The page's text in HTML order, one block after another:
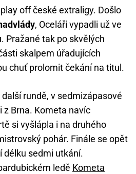
off české extraligy. Došlo
, Oceláři vypadli už ve
Pražané tak po skvělých
skalpem úřadujících
chuť prolomit čekání na titul.
rundě, v sedmizápasové
z Brna. Kometa navíc
si vyšlápla i na druhého
pohár. Finále se opět
délku sedmi utkání.
ledě Kometa